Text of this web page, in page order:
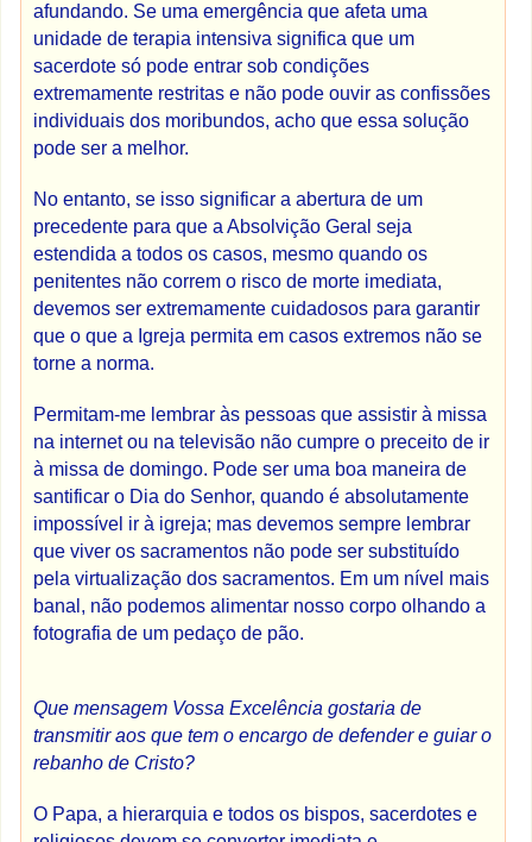
afundando. Se uma emergência que afeta uma
unidade de terapia intensiva significa que um
sacerdote só pode entrar sob condições
extremamente restritas e não pode ouvir as confissões
individuais dos moribundos, acho que essa solução
pode ser a melhor.
No entanto, se isso significar a abertura de um
precedente para que a Absolvição Geral seja
estendida a todos os casos, mesmo quando os
penitentes não correm o risco de morte imediata,
devemos ser extremamente cuidadosos para garantir
que o que a Igreja permita em casos extremos não se
torne a norma.
Permitam-me lembrar às pessoas que assistir à missa
na internet ou na televisão não cumpre o preceito de ir
à missa de domingo. Pode ser uma boa maneira de
santificar o Dia do Senhor, quando é absolutamente
impossível ir à igreja; mas devemos sempre lembrar
que viver os sacramentos não pode ser substituído
pela virtualização dos sacramentos. Em um nível mais
banal, não podemos alimentar nosso corpo olhando a
fotografia de um pedaço de pão.
Que mensagem Vossa Excelência gostaria de
transmitir aos que tem o encargo de defender e guiar o
rebanho de Cristo?
O Papa, a hierarquia e todos os bispos, sacerdotes e